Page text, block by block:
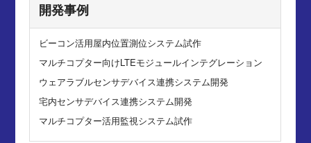
開発事例
ビーコン活用屋内位置測位システム試作
マルチコプター向けLTEモジュールインテグレーション
ウェアラブルセンサデバイス連携システム開発
宅内センサデバイス連携システム開発
マルチコプター活用監視システム試作